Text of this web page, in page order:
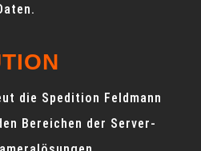
die Spedition Feldmann
Bereichen der Server-